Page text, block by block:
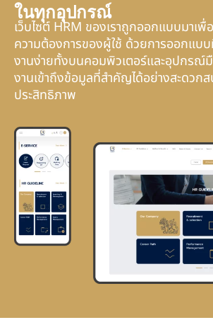
ในทุกอุปกรณ์
เว็บไซต์ HRM ของเราถูกออกแบบมาเ
ความต้องการของผู้ใช้ ด้วยการออกแบ
งานง่ายทั้งบนคอมพิวเตอร์และอุปกรณ์
งานเข้าถึงข้อมูลที่สำคัญได้อย่างสะดวก
ประสิทธิภาพ